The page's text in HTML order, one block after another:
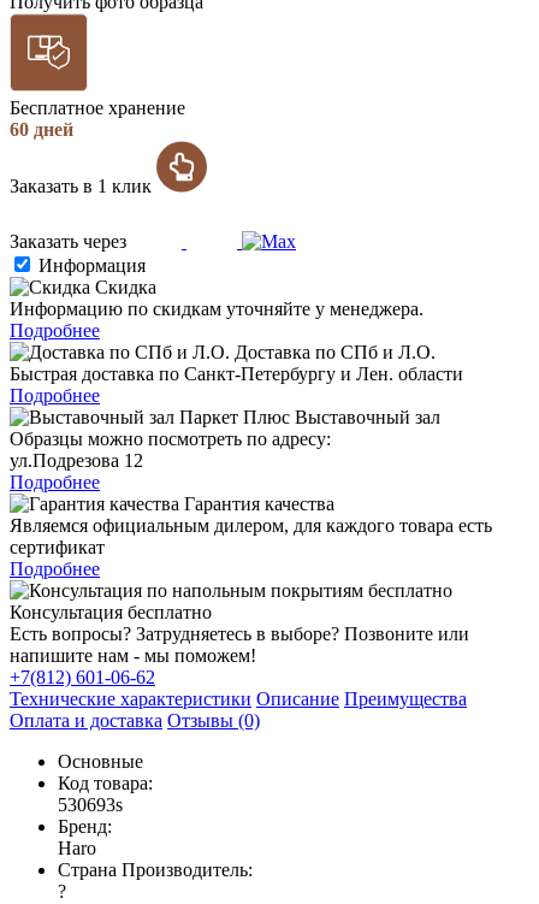
Бесплатное хранение
60 дней
Заказать в 1 клик
Заказать через
Информация
Скидка
Информацию по скидкам уточняйте у менеджера.
Подробнее
Доставка по СПб и Л.О.
Быстрая доставка по Санкт-Петербургу и Лен. области
Подробнее
Выставочный зал
Образцы можно посмотреть по адресу:
ул.Подрезова 12
Подробнее
Гарантия качества
Являемся официальным дилером, для каждого товара есть
сертификат
Подробнее
Консультация бесплатно
Есть вопросы? Затрудняетесь в выборе? Позвоните или
напишите нам - мы поможем!
+7(812) 601-06-62
Технические характеристики Описание Преимущества
Оплата и доставка Отзывы (0)
Основные
Код товара:
530693s
Бренд:
Haro
Страна Производитель:
?